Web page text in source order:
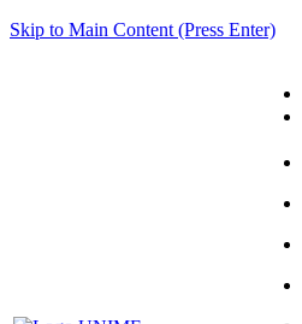
Skip to Main Content (Press Enter)